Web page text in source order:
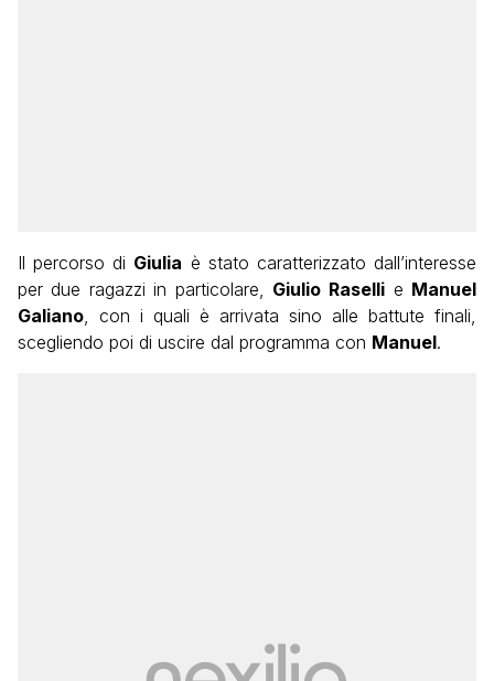
Il percorso di Giulia è stato caratterizzato dall’interesse
per due ragazzi in particolare, Giulio Raselli e Manuel
Galiano, con i quali è arrivata sino alle battute finali,
scegliendo poi di uscire dal programma con Manuel.